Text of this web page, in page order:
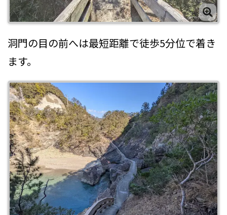
洞門の目の前へは最短距離で徒歩5分位で着き
ます。